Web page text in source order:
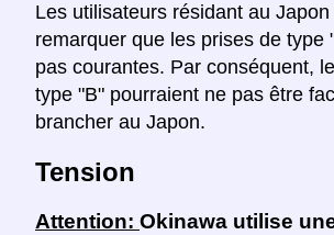
Les utilisateurs résidant au
remarquer que les prises de type
pas courantes. Par conséquent,
type "B" pourraient ne pas être
brancher au Japon.
Tension
Attention: Okinawa utilise